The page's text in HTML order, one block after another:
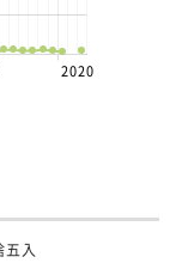
2020
入